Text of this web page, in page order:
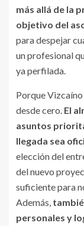
más allá de la
objetivo del
para despejar
un profesional
ya perfilada.
Porque
desde cero. El
asuntos
llegada sea
elección del
del nuevo
suficiente para
Además,
personales y